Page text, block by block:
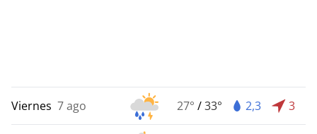
Viernes 7 ago 27° /33° 2,3 3